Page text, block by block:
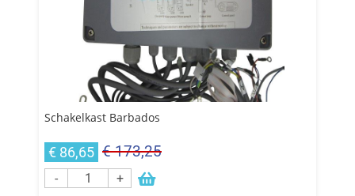
Schakelkast Barbados
€ 86,65 € 173,25
- +